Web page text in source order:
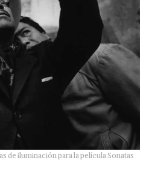
de iluminación para la película Sonatas